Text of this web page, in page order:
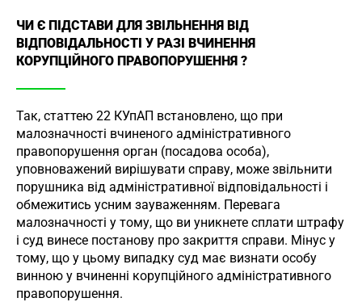
ЧИ Є ПІДСТАВИ ДЛЯ ЗВІЛЬНЕННЯ ВІД
ВІДПОВІДАЛЬНОСТІ У РАЗІ ВЧИНЕННЯ
КОРУПЦІЙНОГО ПРАВОПОРУШЕННЯ ?
Так, статтею 22 КУпАП встановлено, що при
малозначності вчиненого адміністративного
правопорушення орган (посадова особа),
уповноважений вирішувати справу, може звільнити
порушника від адміністративної відповідальності і
обмежитись усним зауваженням. Перевага
малозначності у тому, що ви уникнете сплати штрафу
і суд винесе постанову про закриття справи. Мінус у
тому, що у цьому випадку суд має визнати особу
винною у вчиненні корупційного адміністративного
правопорушення.